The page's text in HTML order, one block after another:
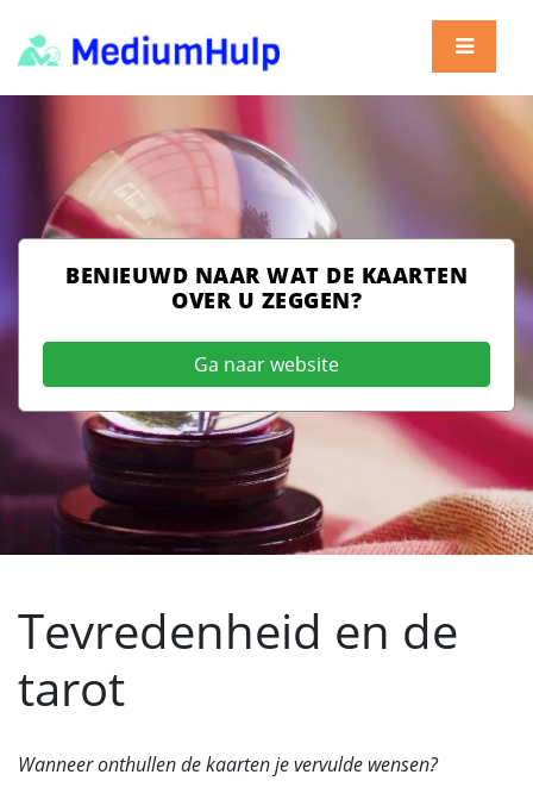
BENIEUWD NAAR WAT DE KAARTEN
OVER U ZEGGEN?
Ga naar website
Tevredenheid en de
tarot
Wanneer onthullen de kaarten je vervulde wensen?